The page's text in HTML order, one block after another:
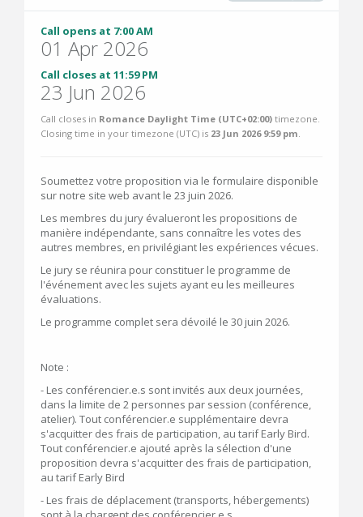
Call opens at 7:00 AM
01 Apr 2026
Call closes at 11:59 PM
23 Jun 2026
Call closes in Romance Daylight Time (UTC+02:00) timezone.
Closing time in your timezone (UTC) is 23 Jun 2026 9:59 pm.
Soumettez votre proposition via le formulaire disponible
sur notre site web avant le 23 juin 2026.
Les membres du jury évalueront les propositions de
manière indépendante, sans connaître les votes des
autres membres, en privilégiant les expériences vécues.
Le jury se réunira pour constituer le programme de
l'événement avec les sujets ayant eu les meilleures
évaluations.
Le programme complet sera dévoilé le 30 juin 2026.
Note :
- Les conférencier.e.s sont invités aux deux journées,
dans la limite de 2 personnes par session (conférence,
atelier). Tout conférencier.e supplémentaire devra
s'acquitter des frais de participation, au tarif Early Bird.
Tout conférencier.e ajouté après la sélection d'une
proposition devra s'acquitter des frais de participation,
au tarif Early Bird
- Les frais de déplacement (transports, hébergements)